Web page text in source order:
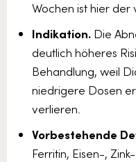
Wochen ist hier der
Indikation. Die
deutlich höheres
Behandlung, weil
niedrigere Dosen
verlieren.
Vorbestehende
Ferritin, Eisen-,